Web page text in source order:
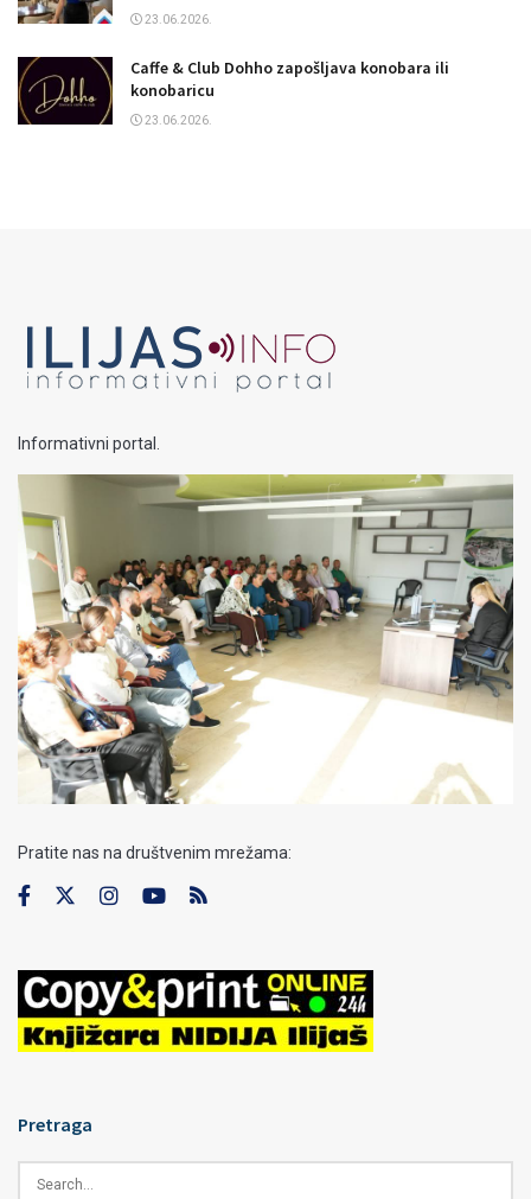
23.06.2026.
Caffe & Club Dohho zapošljava konobara ili
konobaricu
23.06.2026.
Informativni portal.
Pratite nas na društvenim mrežama:
Pretraga